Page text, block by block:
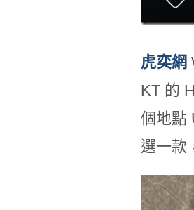
虎奕網
KT 的
個地點
選一款